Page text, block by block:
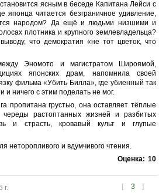
ясным в беседе Капитана Лейси с
читается безграничное удивление,
народом? Да ещё и людьми низшими и
плотника и крупного землевладельца?
что демократия «не тот цветок, что
Эномото и магистратом Широямой,
японских драм, напомнила своей
фильма «Убить Билла», где убиенный так
ничего с этим поделать не мог.
пропитана грустью, она оставляет тёплые
череды растоптанных жизней и разбитых
и страсть, кровавый культ и глупые
неторопливого и вдумчивого чтения.
Оценка: 10
[ 3 ]
г.